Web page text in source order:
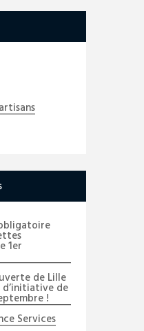
1er
de Lille
de
!
Services